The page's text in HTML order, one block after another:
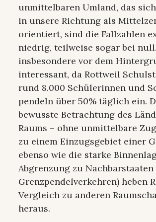
unmittelbaren Umland, das
in unsere Richtung als
orientiert, sind die Fallzahlen
niedrig, teilweise sogar bei
insbesondere vor dem
interessant, da Rottweil
rund 8.000 Schülerinnen und
pendeln über 50% täglich ein.
bewusste Betrachtung des
Raums – ohne unmittelbare
zu einem Einzugsgebiet einer
ebenso wie die starke
Abgrenzung zu
Grenzpendelverkehren) heben
Vergleich zu anderen
heraus.